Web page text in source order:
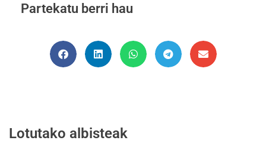
Partekatu berri hau
Lotutako albisteak